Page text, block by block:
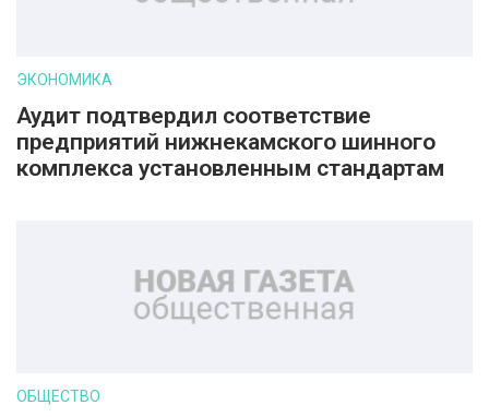
ЭКОНОМИКА
Аудит подтвердил соответствие
предприятий нижнекамского шинного
комплекса установленным стандартам
ОБЩЕСТВО